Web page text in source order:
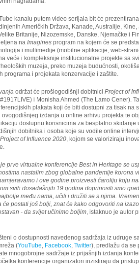
kanalu putem video serijala bit će
Američkih Država, Kanade, Australije,
Britanije, Nizozemske, Danske, Njemačke i
na Imagines program na kojem će se
i multimedije (mobilne aplikacije, web-
veće i kompleksnije institucionalne projekte sa
muzeja, preko muzeja budućnosti,
programa i projekata konzervacije i zaštite.
održat će prošlogodišnji dobitnici Project of
i Monisha Ahmed (The Lamo Cener).
plakata koji će biti dostupni za tisak na
ovogodišnjeg izdanja u online arhivu projekta te
dostupnu korisnicima za besplatno skidanje
dobitnika i osoba koje su vodile online
Project of Influence 2020, kojom se valoriziraju
prve virtualne konferencije Best in Heritage se
nastalim zbog globalne pandemije korona
i ove godine proizvesti čaroliju koju
svih dosadašnjih 19 godina doprinosili smo
među nama, učili i družili se s njima.
postati još bolji, znat će kako odgovoriti na
- da svijet učinimo boljim, istaknuo je autor
o dostupnosti navedenog sadržaja iz udruge
(YouTube, Facebook, Twitter), predlažu da se
mnogobrojne sadržaje iz prijašnjih izdanja
konferencije organizatori inzistiraju da